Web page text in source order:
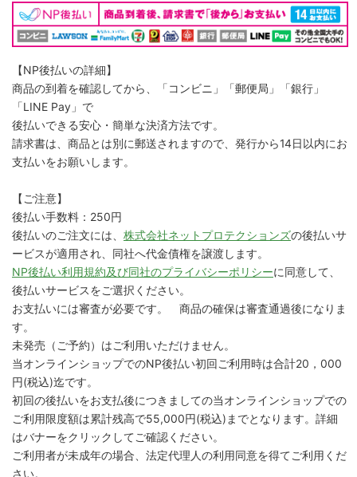
【NP後払いの詳細】
商品の到着を確認してから、「コンビニ」「郵便局」「銀行」
「LINE Pay」で
後払いできる安心・簡単な決済方法です。
請求書は、商品とは別に郵送されますので、発行から14日以内にお
支払いをお願いします。
【ご注意】
後払い手数料：250円
後払いのご注文には、 株式会社ネットプロテクションズの後払いサ
ービスが適用され、同社へ代金債権を譲渡します。
NP後払い利用規約及び同社のプライバシーポリシーに同意して、
後払いサービスをご選択ください。
お支払いには審査が必要です。 商品の確保は審査通過後になりま
す。
未発売（ご予約）はご利用いただけません。
当オンラインショップでのNP後払い初回ご利用時は合計20，000
円(税込)迄です。
初回の後払いをお支払後につきましての当オンラインショップでの
ご利用限度額は累計残高で55,000円(税込)までとなります。詳細
はバナーをクリックしてご確認ください。
ご利用者が未成年の場合、法定代理人の利用同意を得てご利用くだ
さい。